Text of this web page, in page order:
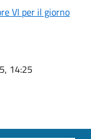
VI per il giorno
14:25